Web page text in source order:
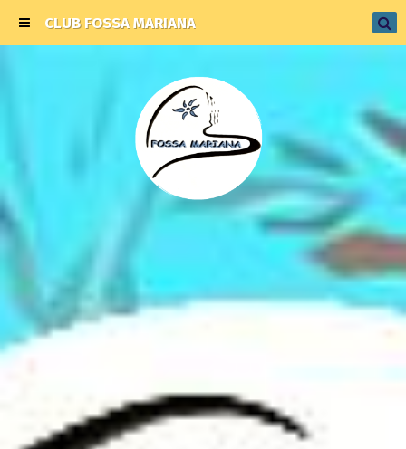
CLUB FOSSA MARIANA